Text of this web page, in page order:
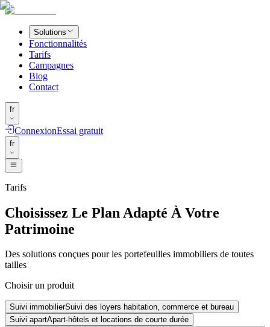
Solutions
Fonctionnalités
Tarifs
Campagnes
Blog
Contact
fr
ConnexionEssai gratuit
fr
Tarifs
Choisissez Le Plan Adapté À Votre
Patrimoine
Des solutions conçues pour les portefeuilles immobiliers de toutes
tailles
Choisir un produit
Suivi immobilierSuivi des loyers habitation, commerce et bureau
Suivi apartApart-hôtels et locations de courte durée